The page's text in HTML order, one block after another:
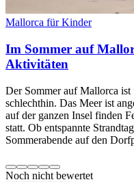
Mallorca für Kinder
Im Sommer auf
Aktivitäten
Der Sommer auf Mallorca
schlechthin. Das Meer ist
auf der ganzen Insel finden
statt. Ob entspannte
Sommerabende auf den
Noch nicht bewertet